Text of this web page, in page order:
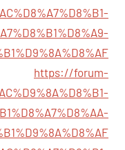
https://forum-